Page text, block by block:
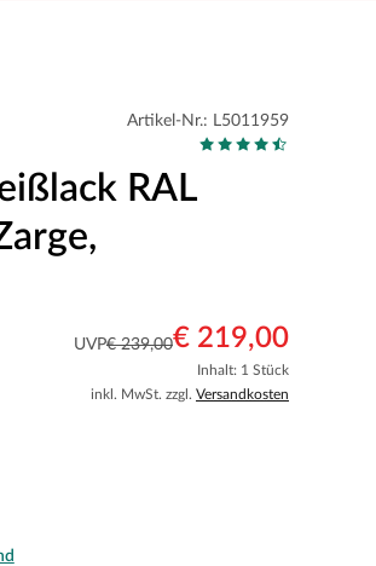
Artikel-Nr.: L5011959
RAL
UVP€ 239,00€ 219,00
Inhalt: 1 Stück
inkl. MwSt. zzgl. Versandkosten